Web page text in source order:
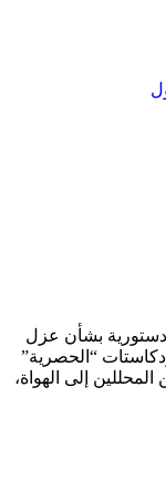
بشأن عزل
“الحصرية”
إلى الهواة،